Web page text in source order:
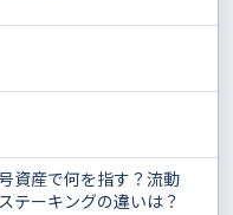
資産で何を指す？流動
テーキングの違いは？